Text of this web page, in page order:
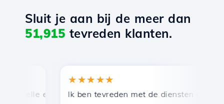
Sluit je aan bij de meer dan
51,915 tevreden klanten.
en efficiënte technische ondersteuning.
★★★★★
Ik ben tevreden met de diensten die door